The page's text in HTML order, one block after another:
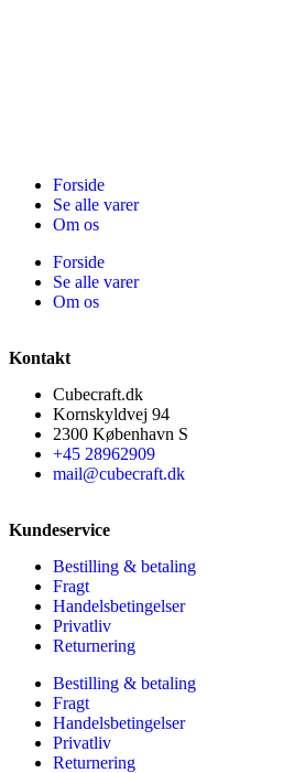
Forside
Se alle varer
Om os
Forside
Se alle varer
Om os
Kontakt
Cubecraft.dk
Kornskyldvej 94
2300 København S
+45 28962909
mail@cubecraft.dk
Kundeservice
Bestilling & betaling
Fragt
Handelsbetingelser
Privatliv
Returnering
Bestilling & betaling
Fragt
Handelsbetingelser
Privatliv
Returnering